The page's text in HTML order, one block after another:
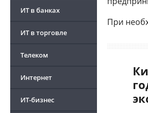
ИТ в банках
ИТ в торговле
Телеком
Интернет
ИТ-бизнес
При